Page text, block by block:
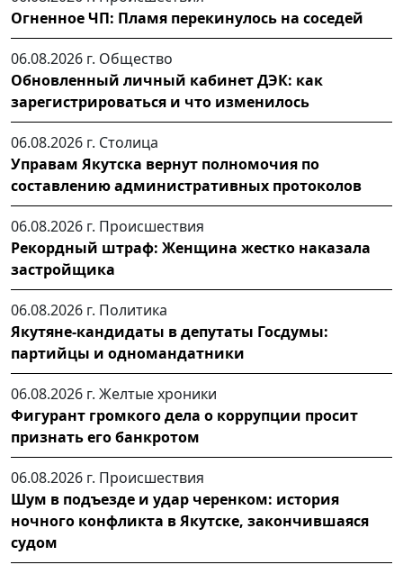
Огненное ЧП: Пламя перекинулось на соседей
06.08.2026 г. Общество
Обновленный личный кабинет ДЭК: как
зарегистрироваться и что изменилось
06.08.2026 г. Столица
Управам Якутска вернут полномочия по
составлению административных протоколов
06.08.2026 г. Происшествия
Рекордный штраф: Женщина жестко наказала
застройщика
06.08.2026 г. Политика
Якутяне-кандидаты в депутаты Госдумы:
партийцы и одномандатники
06.08.2026 г. Желтые хроники
Фигурант громкого дела о коррупции просит
признать его банкротом
06.08.2026 г. Происшествия
Шум в подъезде и удар черенком: история
ночного конфликта в Якутске, закончившаяся
судом